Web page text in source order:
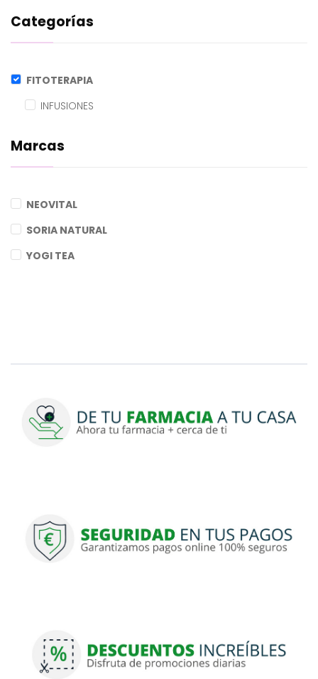
Categorías
FITOTERAPIA
INFUSIONES
Marcas
NEOVITAL
SORIA NATURAL
YOGI TEA